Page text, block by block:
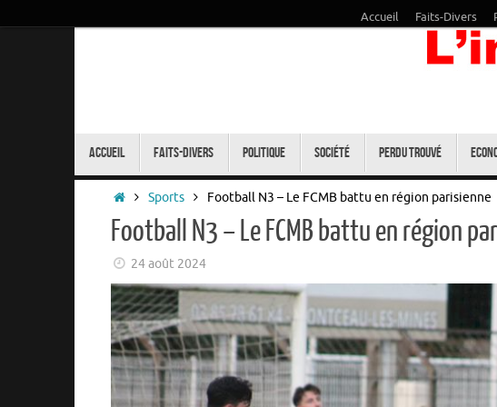
Accueil Faits-Divers
Accueil Faits-Divers Politique Société Perdu trouvé
Accueil
Sports Football N3 – Le FCMB battu en région parisienne
Football N3 – Le FCMB battu en région
24 août 2024